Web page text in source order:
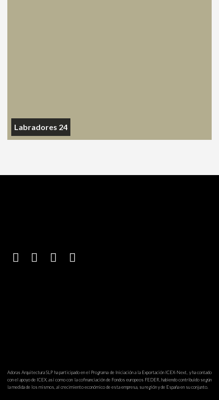
Labradores 24
Adoras Arquitectura SLP ha participado en el Programa de Iniciación a la Exportación ICEX-Next, y ha contado
con el apoyo de ICEX, así como con la cofinanciación de Fondos europeos FEDER, habiendo contribuido según
la medida de los mismos, al crecimiento económico de esta empresa, su región y de España en su conjunto.